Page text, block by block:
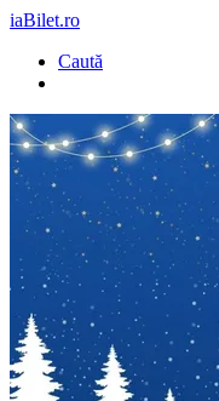
iaBilet.ro
Caută